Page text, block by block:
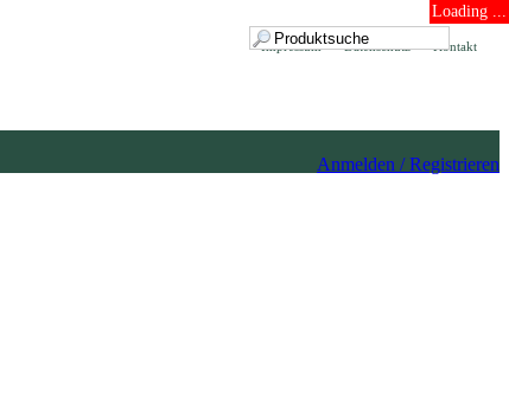
Loading ...
Kontakt
Datenschutz
Impressum
Anmelden / Registrieren